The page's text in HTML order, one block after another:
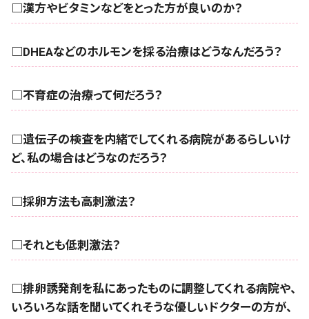
□漢方やビタミンなどをとった方が良いのか？
□DHEAなどのホルモンを採る治療はどうなんだろう？
□不育症の治療って何だろう？
□遺伝子の検査を内緒でしてくれる病院があるらしいけ
ど、私の場合はどうなのだろう？
□採卵方法も高刺激法？
□それとも低刺激法？
□排卵誘発剤を私にあったものに調整してくれる病院や、
いろいろな話を聞いてくれそうな優しいドクターの方が、